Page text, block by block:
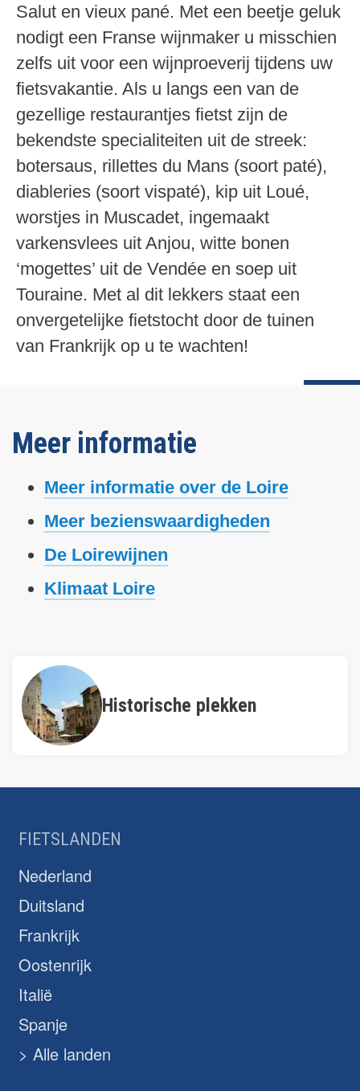
Salut en vieux pané. Met een beetje geluk
nodigt een Franse wijnmaker u misschien
zelfs uit voor een wijnproeverij tijdens uw
fietsvakantie. Als u langs een van de
gezellige restaurantjes fietst zijn de
bekendste specialiteiten uit de streek:
botersaus, rillettes du Mans (soort paté),
diableries (soort vispaté), kip uit Loué,
worstjes in Muscadet, ingemaakt
varkensvlees uit Anjou, witte bonen
‘mogettes’ uit de Vendée en soep uit
Touraine. Met al dit lekkers staat een
onvergetelijke fietstocht door de tuinen
van Frankrijk op u te wachten!
Meer informatie
Meer informatie over de Loire
Meer bezienswaardigheden
De Loirewijnen
Klimaat Loire
Historische plekken
FIETSLANDEN
Nederland
Duitsland
Frankrijk
Oostenrijk
Italië
Spanje
> Alle landen